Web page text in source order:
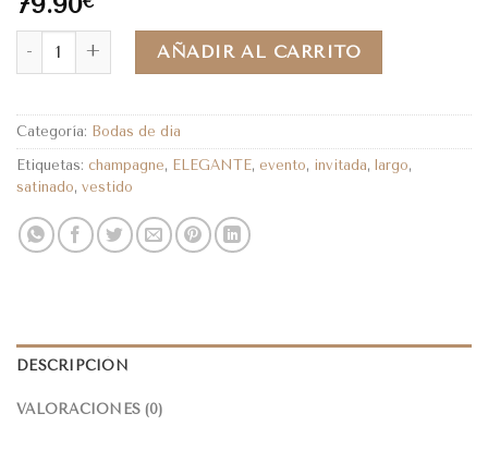
AÑADIR AL CARRITO
Categoría: Bodas de dia
Etiquetas: champagne, ELEGANTE, evento, invitada, largo,
satinado, vestido
DESCRIPCIÓN
VALORACIONES (0)